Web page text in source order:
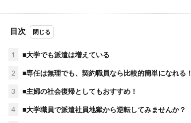
目次
1 ■大学でも派遣は増えている
2 ■専任は無理でも、契約職員なら比較的簡単になれる！
3 ■主婦の社会復帰としてもおすすめ！
4 ■大学職員で派遣社員地獄から逆転してみませんか？